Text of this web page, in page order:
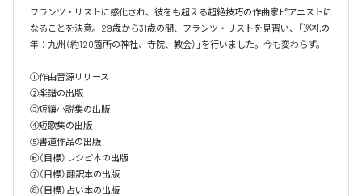
フランツ・リストに感化され、彼をも超える超絶技巧の作曲家ピアニストに
なることを決意。29歳から31歳の間、フランツ・リストを見習い、「巡礼の
年：九州（約120箇所の神社、寺院、教会）」を行いました。今も変わらず。
①作曲音源リリース
②楽譜の出版
③短編小説集の出版
④短歌集の出版
⑤書道作品の出版
⑥（目標）レシピ本の出版
⑦（目標）翻訳本の出版
⑧（目標）占い本の出版